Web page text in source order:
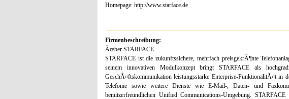
Homepage: http://www.starface.de
Firmenbeschreibung:
Ãœber STARFACE
STARFACE ist die zukunftssichere, mehrfach preisgekrÃ¶nte
seinem innovativen Modulkonzept bringt STARFACE als
GeschÃ¤ftskommunikation leistungsstarke Enterprise-FunktionalitÃ¤t in
Telefonie sowie weitere Dienste wie E-Mail-, Daten- und
benutzerfreundlichen Unified Communications-Umgebung.